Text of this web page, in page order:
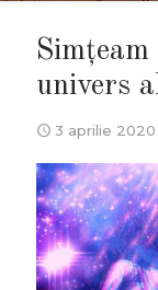
Simțeam
univers
3 aprilie 2020